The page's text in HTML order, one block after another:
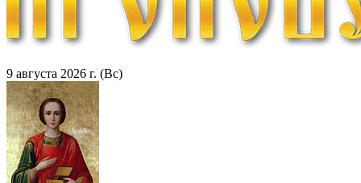
9 августа 2026 г. (Вс)